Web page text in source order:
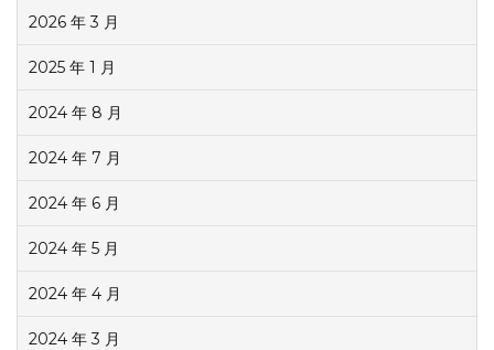
2026 年 3 月
2025 年 1 月
2024 年 8 月
2024 年 7 月
2024 年 6 月
2024 年 5 月
2024 年 4 月
2024 年 3 月